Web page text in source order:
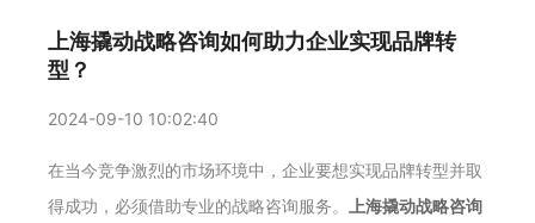
上海撬动战略咨询如何助力企业实现品牌转
型？
2024-09-10 10:02:40
在当今竞争激烈的市场环境中，企业要想实现品牌转型并取
得成功，必须借助专业的战略咨询服务。
上海撬动战略咨询